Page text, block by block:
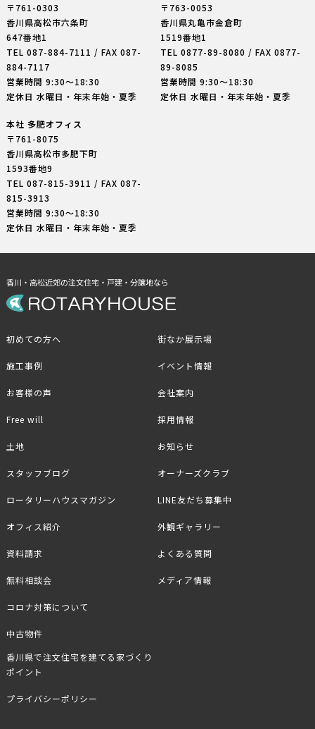
〒761-0303
香川県高松市六条町
647番地1
TEL 087-884-7111 / FAX 087-
884-7117
営業時間 9:30〜18:30
定休日 水曜日・年末年始・夏季
〒763-0053
香川県丸亀市金倉町
1519番地1
TEL0877-89-8080 / FAX 0877-
89-8085
営業時間 9:30〜18:30
定休日 水曜日・年末年始・夏季
本社 多肥オフィス
〒761-8075
香川県高松市多肥下町
1593番地9
TEL 087-815-3911 / FAX 087-
815-3913
営業時間 9:30〜18:30
定休日 水曜日・年末年始・夏季
香川・高松近郊の注文住宅・戸建・分譲地なら
初めての方へ
施工事例
お客様の声
Free will
土地
街なか展示場
イベント情報
会社案内
採用情報
お知らせ
スタッフブログ
ロータリーハウスマガジン
オフィス紹介
資料請求
無料相談会
オーナーズクラブ
LINE友だち募集中
外観ギャラリー
よくある質問
メディア情報
コロナ対策について
中古物件
香川県で注文住宅を建てる家づくり
ポイント
プライバシーポリシー